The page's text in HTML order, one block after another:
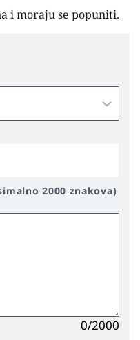
i moraju se popuniti.
2000 znakova)
0/2000